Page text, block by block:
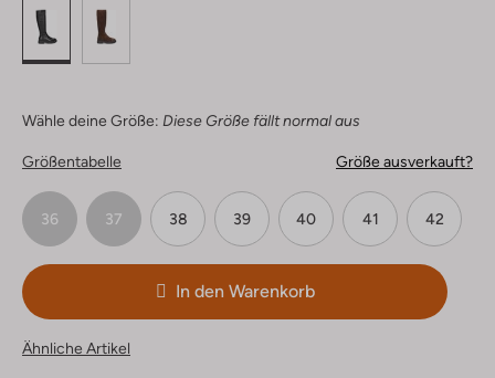
Wähle deine Größe: Diese Größe fällt normal aus
Größentabelle Größe ausverkauft?
36 37 38 39 40 41 42
In den Warenkorb
Ähnliche Artikel